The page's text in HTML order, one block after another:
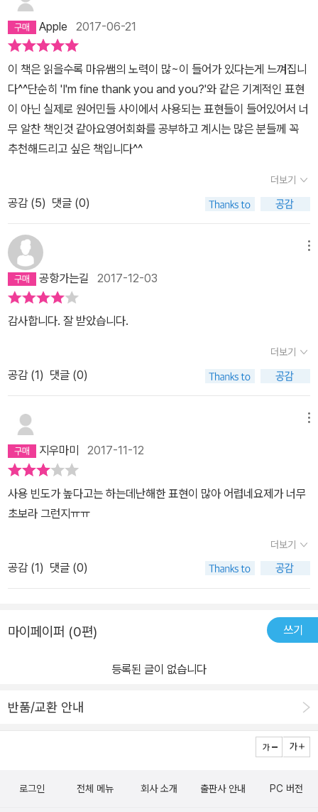
정말 거저라고 생각합니다.넷째, 내용.다른 회화책과 다르게 이 책은
일상생활을 매우 강조하는데요, 내용이 실제로 그러합니다.남사친,
배터리가 나가다 영어로 뭐라고 표현해야 할까요?책 보시면 답 나옵
니다.다섯째, 구성.펴보시면 알겠지만 구성이 매우 간단합니다. 표현
과 예문이 한쪽에 세개씩 들어있어서 가독성이 좋고 외워야 한다는
강박감도 느껴지지 않습니다.부담없이 하루에 한쪽만 외워도 이태원
에서 흑형이랑 리듬타는 자신을 마주할 것 입니다.상기 5가지 이유로
해당 책 구매를 강력히 추천합니다!
Apple 2017-06-21
이 책은 읽을수록 마유쌤의 노력이 많~이 들어가 있다는게 느껴집니
다^^단순히 'I'm fine thank you and you?'와 같은 기계적인 표현
이 아닌 실제로 원어민들 사이에서 사용되는 표현들이 들어있어서 너
무 알찬 책인것 같아요영어회화를 공부하고 계시는 많은 분들께 꼭
추천해드리고 싶은 책입니다^^
더보기
공감 (5) 댓글 (0)
공항가는길 2017-12-03
감사합니다. 잘 받았습니다.
더보기
공감 (1) 댓글 (0)
지우마미 2017-11-12
사용 빈도가 높다고는 하는데난해한 표현이 많아 어렵네요제가 너무
초보라 그런지ㅠㅠ
더보기
공감 (1) 댓글 (0)
마이페이퍼 (0편) 쓰기
등록된 글이 없습니다
반품/교환 안내
로그인 전체 메뉴 회사 소개 출판사 안내 PC 버전